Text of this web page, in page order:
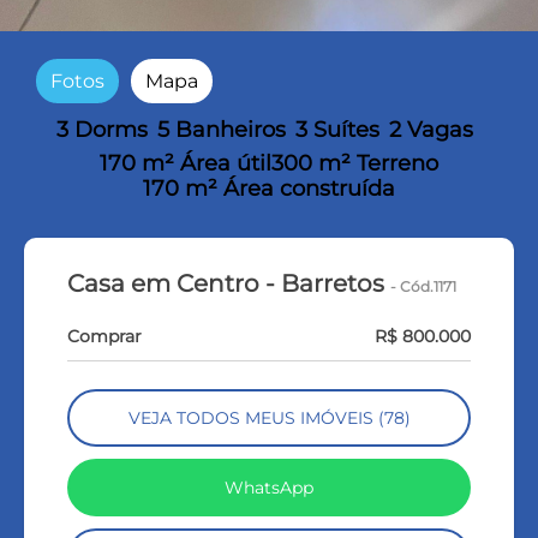
Fotos Mapa
3 Dorms 5 Banheiros 3 Suítes 2 Vagas
170 m² Área útil 300 m² Terreno
170 m² Área construída
Casa em Centro - Barretos - Cód.1171
Comprar R$ 800.000
VEJA TODOS MEUS IMÓVEIS (78)
WhatsApp